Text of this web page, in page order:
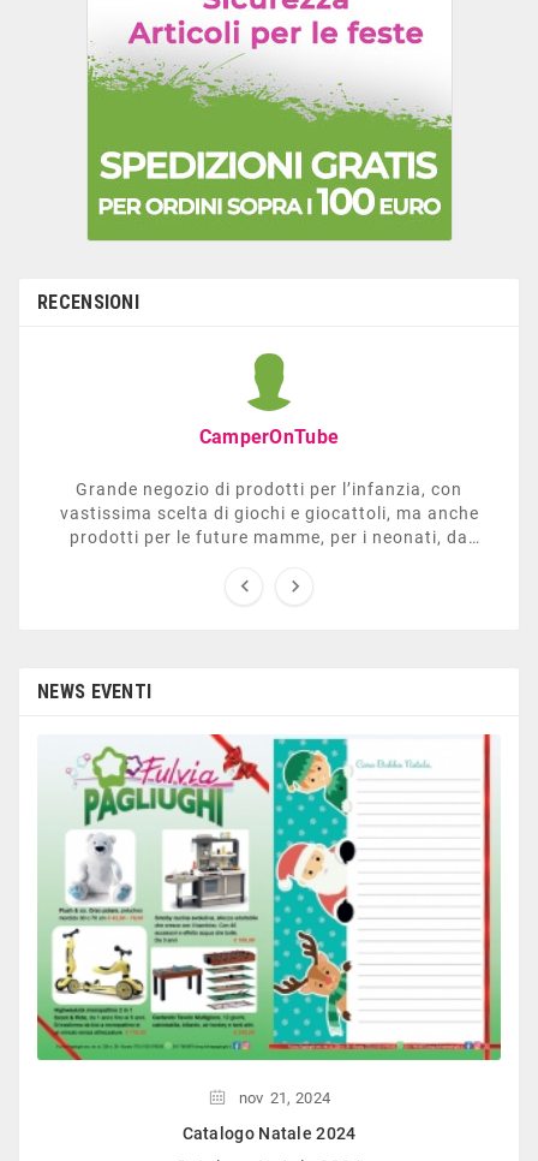
RECENSIONI
CamperOnTube
Grande negozio di prodotti per l’infanzia, con
vastissima scelta di giochi e giocattoli, ma anche
prodotti per le future mamme, per i neonati, da
sezione dedicata all’arredo giardino, giochi all’aperto,
 
NEWS EVENTI
nov 21, 2024
Catalogo Natale 2024